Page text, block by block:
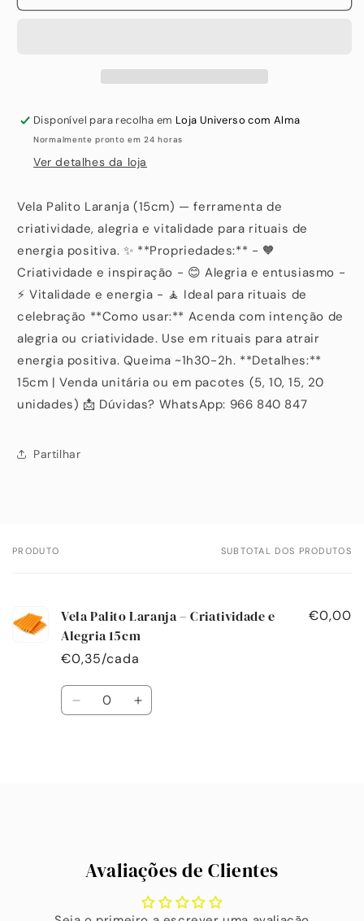
Disponível para recolha em Loja Universo com Alma
Normalmente pronto em 24 horas
Ver detalhes da loja
Vela Palito Laranja (15cm) — ferramenta de
criatividade, alegria e vitalidade para rituais de
energia positiva. ✨ **Propriedades:** - 🧡
Criatividade e inspiração - 😊 Alegria e entusiasmo -
⚡ Vitalidade e energia - 🧘 Ideal para rituais de
celebração **Como usar:** Acenda com intenção de
alegria ou criatividade. Use em rituais para atrair
energia positiva. Queima ~1h30-2h. **Detalhes:**
15cm | Venda unitária ou em pacotes (5, 10, 15, 20
unidades) 📩 Dúvidas? WhatsApp: 966 840 847
Partilhar
O
PRODUTO SUBTOTAL DOS PRODUTOS
Vela Palito Laranja – Criatividade e
Alegria 15cm
€0,35/cada
€0,00
Quantidade
Diminuir
Aumentar
Avaliações de Clientes